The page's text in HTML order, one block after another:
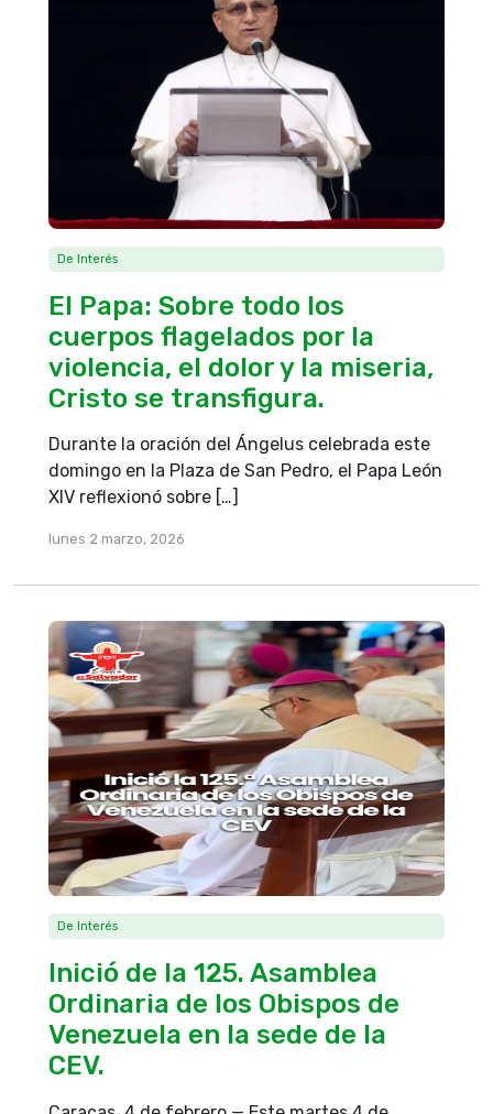
De Interés
El Papa: Sobre todo los
cuerpos flagelados por la
violencia, el dolor y la miseria,
Cristo se transfigura.
Durante la oración del Ángelus celebrada este
domingo en la Plaza de San Pedro, el Papa León
XIV reflexionó sobre […]
lunes 2 marzo, 2026
De Interés
Inició de la 125. Asamblea
Ordinaria de los Obispos de
Venezuela en la sede de la
CEV.